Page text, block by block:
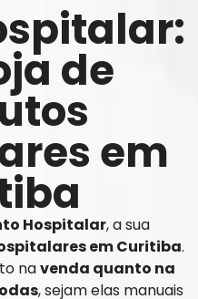
de
em
Hospitalar, a sua
em Curitiba.
navenda quanto na
, sejam elas manuais